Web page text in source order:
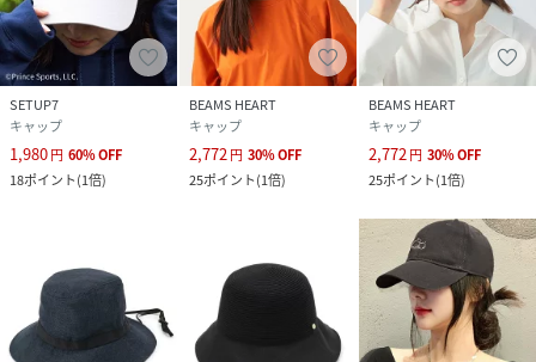
SETUP7
キャップ
1,980円 60%OFF
18ポイント(1倍)
BEAMS HEART
キャップ
2,772円 30%OFF
25ポイント(1倍)
BEAMS HEART
キャップ
2,772円 30%OFF
25ポイント(1倍)